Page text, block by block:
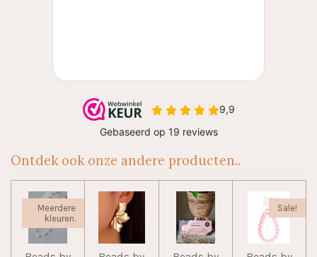
Ontdek ook onze andere producten..
Meerdere
kleuren.
Sale!